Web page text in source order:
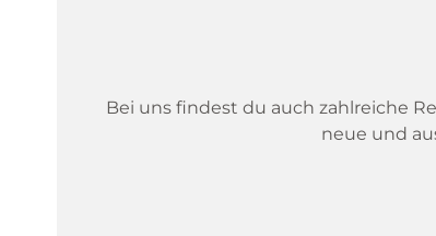
Bei uns findest du auch zahlreiche
neue und